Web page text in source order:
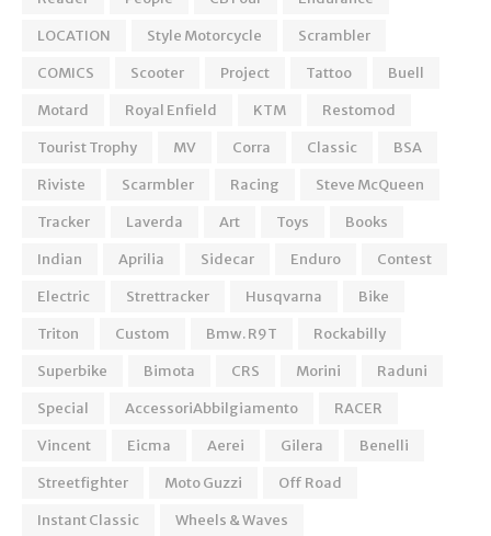
LOCATION
Style Motorcycle
Scrambler
COMICS
Scooter Project Tattoo
Buell
Motard
Royal Enfield KTM
Restomod
Tourist Trophy
MV Corra Classic
BSA
Riviste
Scarmbler Racing
Steve McQueen
Tracker
Laverda Art Toys
Books
Indian
Aprilia Sidecar Enduro
Contest
Electric
Strettracker Husqvarna
Bike
Triton
Custom Bmw. R9T
Rockabilly
Superbike
Bimota CRS Morini
Raduni
Special
AccessoriAbbilgiamento
RACER
Vincent
Eicma Aerei Gilera
Benelli
Streetfighter
Moto Guzzi
Off Road
Instant Classic
Wheels & Waves